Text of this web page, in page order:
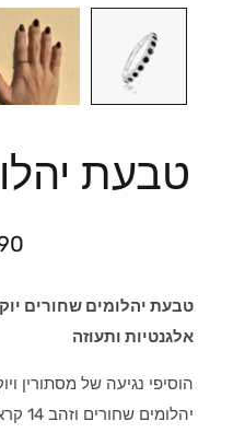
טבעת
טבעת יהלומים שחורים
אלגנטיות ותעוזה
הוסיפי נגיעה של מסתורין